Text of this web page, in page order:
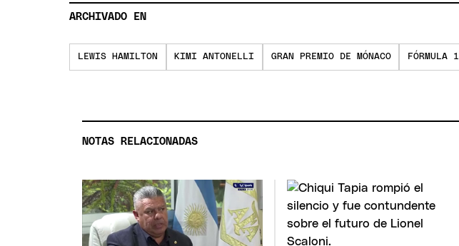
ARCHIVADO EN
LEWIS HAMILTON KIMI ANTONELLI GRAN PREMIO DE MÓNACO FÓRMULA 1
NOTAS RELACIONADAS